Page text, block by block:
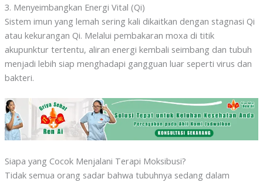
3. Menyeimbangkan Energi Vital (Qi)
Sistem imun yang lemah sering kali dikaitkan dengan stagnasi Qi
atau kekurangan Qi. Melalui pembakaran moxa di titik
akupunktur tertentu, aliran energi kembali seimbang dan tubuh
menjadi lebih siap menghadapi gangguan luar seperti virus dan
bakteri.
Siapa yang Cocok Menjalani Terapi Moksibusi?
Tidak semua orang sadar bahwa tubuhnya sedang dalam